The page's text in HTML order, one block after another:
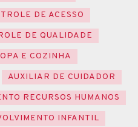
DE ACESSO
DE QUALIDADE
E COZINHA
AUXILIAR DE CUIDADOR
RECURSOS HUMANOS
INFANTIL